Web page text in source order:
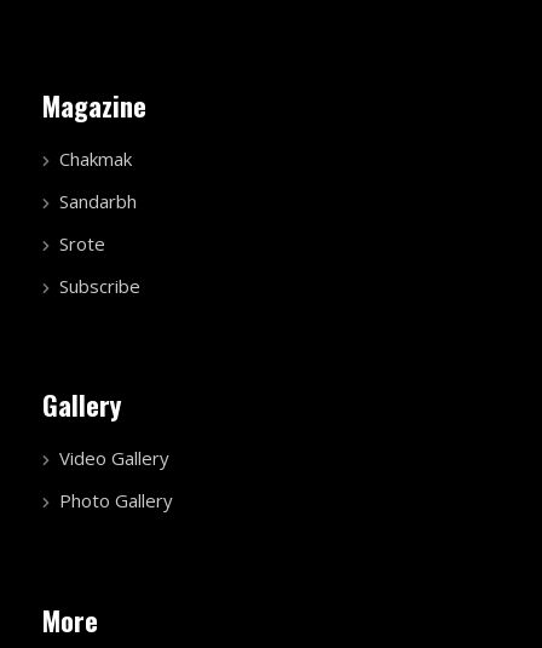
Magazine
Chakmak
Sandarbh
Srote
Subscribe
Gallery
Video Gallery
Photo Gallery
More